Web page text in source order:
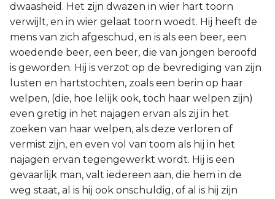
dwaasheid. Het zijn dwazen in wier hart toorn
verwijlt, en in wier gelaat toorn woedt. Hij heeft de
mens van zich afgeschud, en is als een beer, een
woedende beer, een beer, die van jongen beroofd
is geworden. Hij is verzot op de bevrediging van zijn
lusten en hartstochten, zoals een berin op haar
welpen, (die, hoe lelijk ook, toch haar welpen zijn)
even gretig in het najagen ervan als zij in het
zoeken van haar welpen, als deze verloren of
vermist zijn, en even vol van toom als hij in het
najagen ervan tegengewerkt wordt. Hij is een
gevaarlijk man, valt iedereen aan, die hem in de
weg staat, al is hij ook onschuldig, of al is hij zijn